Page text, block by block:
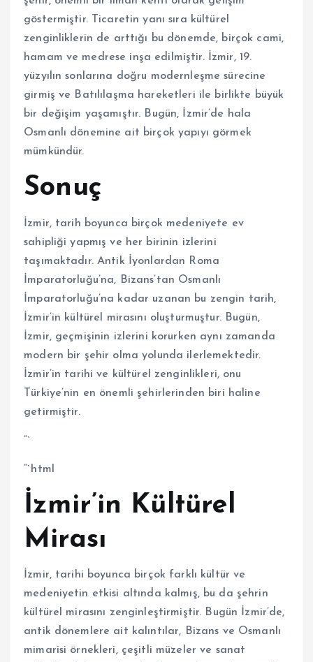
göstermiştir. Ticaretin yanı sıra kültürel
zenginliklerin de arttığı bu dönemde, birçok cami,
hamam ve medrese inşa edilmiştir. İzmir, 19.
yüzyılın sonlarına doğru modernleşme sürecine
girmiş ve Batılılaşma hareketleri ile birlikte büyük
bir değişim yaşamıştır. Bugün, İzmir’de hala
Osmanlı dönemine ait birçok yapıyı görmek
mümkündür.
Sonuç
İzmir, tarih boyunca birçok medeniyete ev
sahipliği yapmış ve her birinin izlerini
taşımaktadır. Antik İyonlardan Roma
İmparatorluğu’na, Bizans’tan Osmanlı
İmparatorluğu’na kadar uzanan bu zengin tarih,
İzmir’in kültürel mirasını oluşturmuştur. Bugün,
İzmir, geçmişinin izlerini korurken aynı zamanda
modern bir şehir olma yolunda ilerlemektedir.
İzmir’in tarihi ve kültürel zenginlikleri, onu
Türkiye’nin en önemli şehirlerinden biri haline
getirmiştir.
“`
“`html
İzmir’in Kültürel
Mirası
İzmir, tarihi boyunca birçok farklı kültür ve
medeniyetin etkisi altında kalmış, bu da şehrin
kültürel mirasını zenginleştirmiştir. Bugün İzmir’de,
antik dönemlere ait kalıntılar, Bizans ve Osmanlı
mimarisi örnekleri, çeşitli müzeler ve sanat